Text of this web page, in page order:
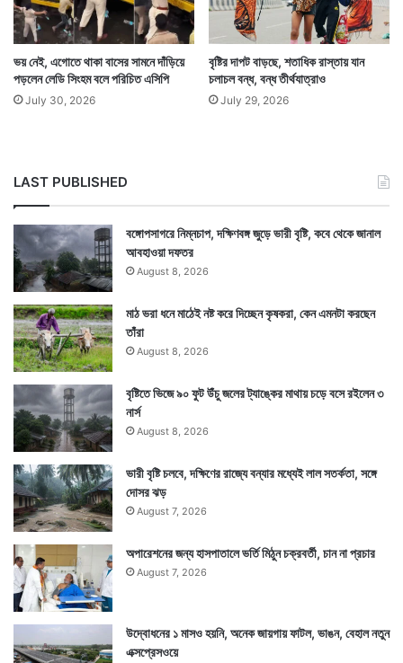
এই গ্রামে পানীয় জল ছাড়া আর সবরকম জলের ব্যবহার হত এই
পুকুরের জলে। কেবল পানীয় জল নেওয়া হত পুকুরের থেকে কিছুটা
গ্রামের একমাত্র জলের উৎস এই পুকুর থেকে জল না পেয়ে কার্যত
গ্রামবাসীদের মাথায় হাত। না হচ্ছে চাষাবাদ, না গৃহপালিত পশুদের
পানীয় জলের ব্যবস্থা হচ্ছে।
ভয় নেই, এগোতে থাকা বাসের সামনে দাঁড়িয়ে
পড়লেন লেডি সিংহম বলে পরিচিত এসিপি
July 30, 2026
বৃষ্টির দাপট বাড়ছে, শতাধিক রাস্তায় যান
চলাচল বন্ধ, বন্ধ তীর্থযাত্রাও
July 29, 2026
LAST PUBLISHED
বঙ্গোপসাগরে নিম্নচাপ, দক্ষিণবঙ্গ জুড়ে ভারী বৃষ্টি, কবে থেকে জানাল
আবহাওয়া দফতর
August 8, 2026
মাঠ ভরা ধনে মাঠেই নষ্ট করে দিচ্ছেন কৃষকরা, কেন এমনটা করছেন
তাঁরা
August 8, 2026
বৃষ্টিতে ভিজে ৯০ ফুট উঁচু জলের ট্যাঙ্কের মাথায় চড়ে বসে রইলেন ৩
নার্স
August 8, 2026
ভারী বৃষ্টি চলবে, দক্ষিণের রাজ্যে বন্যার মধ্যেই লাল সতর্কতা, সঙ্গে
দোসর ঝড়
August 7, 2026
অপারেশনের জন্য হাসপাতালে ভর্তি মিঠুন চক্রবর্তী, চান না প্রচার
August 7, 2026
উদ্বোধনের ১ মাসও হয়নি, অনেক জায়গায় ফাটল, ভাঙন, বেহাল নতুন
এক্সপ্রেসওয়ে